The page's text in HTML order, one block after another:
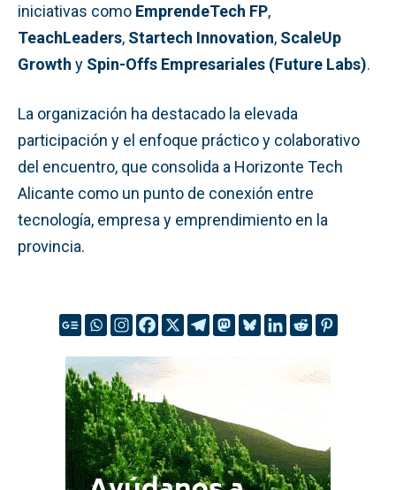
iniciativas como EmprendeTech FP,
TeachLeaders, Startech Innovation, ScaleUp
Growth y Spin-Offs Empresariales (Future Labs).
La organización ha destacado la elevada
participación y el enfoque práctico y colaborativo
del encuentro, que consolida a Horizonte Tech
Alicante como un punto de conexión entre
tecnología, empresa y emprendimiento en la
provincia.